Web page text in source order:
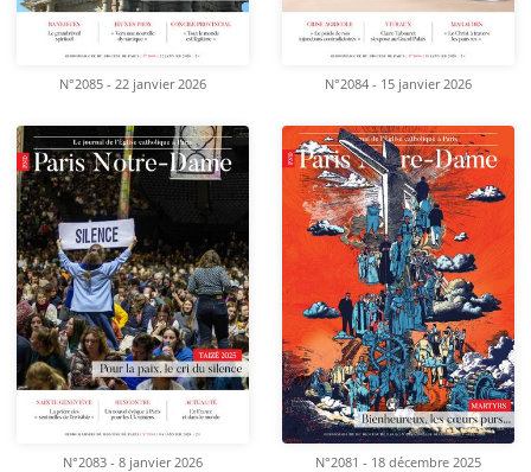
N°2085 - 22 janvier 2026 N°2084 - 15 janvier 2026
N°2083 - 8 janvier 2026 N°2081 - 18 décembre 2025